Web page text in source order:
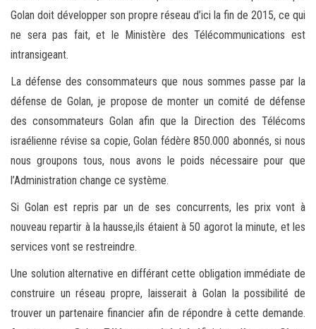
Golan doit développer son propre réseau d’ici la fin de 2015, ce qui
ne sera pas fait, et le Ministère des Télécommunications est
intransigeant.
La défense des consommateurs que nous sommes passe par la
défense de Golan, je propose de monter un comité de défense
des consommateurs Golan afin que la Direction des Télécoms
israélienne révise sa copie, Golan fédère 850.000 abonnés, si nous
nous groupons tous, nous avons le poids nécessaire pour que
l’Administration change ce système.
Si Golan est repris par un de ses concurrents, les prix vont à
nouveau repartir à la hausse,ils étaient à 50 agorot la minute, et les
services vont se restreindre.
Une solution alternative en différant cette obligation immédiate de
construire un réseau propre, laisserait à Golan la possibilité de
trouver un partenaire financier afin de répondre à cette demande.